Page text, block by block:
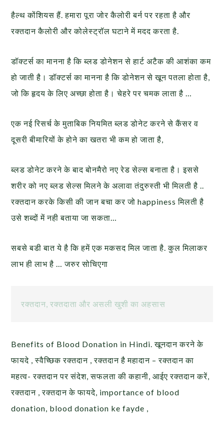
हैल्थ कोंशियस हैं. हमारा पूरा जोर कैलोरी बर्न पर रहता है और
रक्तदान कैलोरी और कोलेस्ट्रॉल घटाने में मदद करता है.
डॉक्टर्स का मानना है कि ब्लड डोनेशन से हार्ट अटैक की आशंका कम
हो जाती है। डॉक्टर्स का मानना है कि डोनेशन से खून पतला होता है,
जो कि हृदय के लिए अच्छा होता है। चेहरे पर चमक लाता है …
एक नई रिसर्च के मुताबिक नियमित ब्लड डोनेट करने से कैंसर व
दूसरी बीमारियों के होने का खतरा भी कम हो जाता है,
ब्लड डोनेट करने के बाद बोनमैरो नए रेड सेल्स बनाता है। इससे
शरीर को नए ब्लड सेल्स मिलने के अलावा तंदुरुस्ती भी मिलती है ..
रक्तदान करके किसी की जान बचा कर जो happiness मिलती है
उसे शब्दों में नही बताया जा सकता…
सबसे बडी बात ये है कि हमें एक मकसद मिल जाता है. कुल मिलाकर
लाभ ही लाभ है … जरुर सोचिएगा
रक्तदान, रक्तदाता और असली खुशी का अहसास
Benefits of Blood Donation in Hindi. खूनदान करने के
फायदे , स्वैच्छिक रक्तदान , रक्तदान है महादान – रक्तदान का
महत्व- रक्तदान पर संदेश, सफलता की कहानी, आईए रक्तदान करें,
रक्तदान , रक्तदान के फायदे, importance of blood
donation, blood donation ke fayde ,